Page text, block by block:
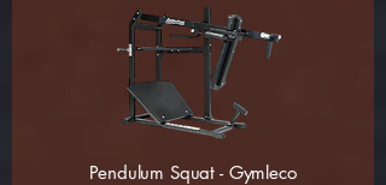
Pendulum Squat - Gymleco